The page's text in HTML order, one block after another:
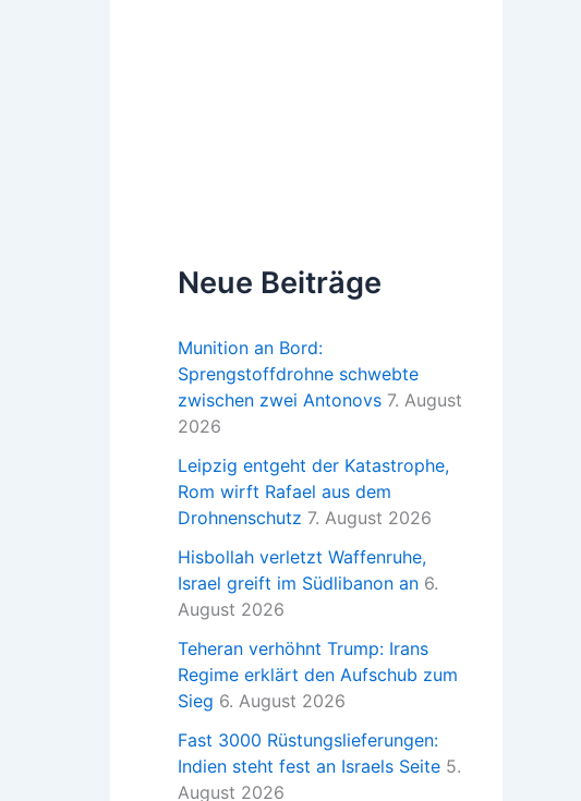
Neue Beiträge
Munition an Bord:
Sprengstoffdrohne schwebte
zwischen zwei Antonovs 7. August
2026
Leipzig entgeht der Katastrophe,
Rom wirft Rafael aus dem
Drohnenschutz 7. August 2026
Hisbollah verletzt Waffenruhe,
Israel greift im Südlibanon an 6.
August 2026
Teheran verhöhnt Trump: Irans
Regime erklärt den Aufschub zum
Sieg 6. August 2026
Fast 3000 Rüstungslieferungen:
Indien steht fest an Israels Seite 5.
August 2026